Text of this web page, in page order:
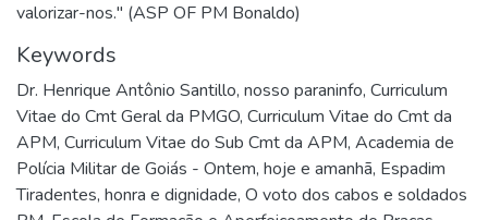
valorizar-nos." (ASP OF PM Bonaldo)
Keywords
Dr. Henrique Antônio Santillo, nosso paraninfo, Curriculum
Vitae do Cmt Geral da PMGO, Curriculum Vitae do Cmt da
APM, Curriculum Vitae do Sub Cmt da APM, Academia de
Polícia Militar de Goiás - Ontem, hoje e amanhã, Espadim
Tiradentes, honra e dignidade, O voto dos cabos e soldados